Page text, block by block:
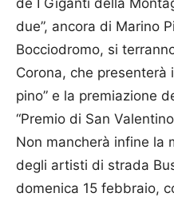
de I Giganti della
due”, ancora di Marino
Bocciodromo, si
Corona, che presenterà
pino” e la premiazione
“Premio di San
Non mancherà infine la
degli artisti di strada
domenica 15 febbraio,